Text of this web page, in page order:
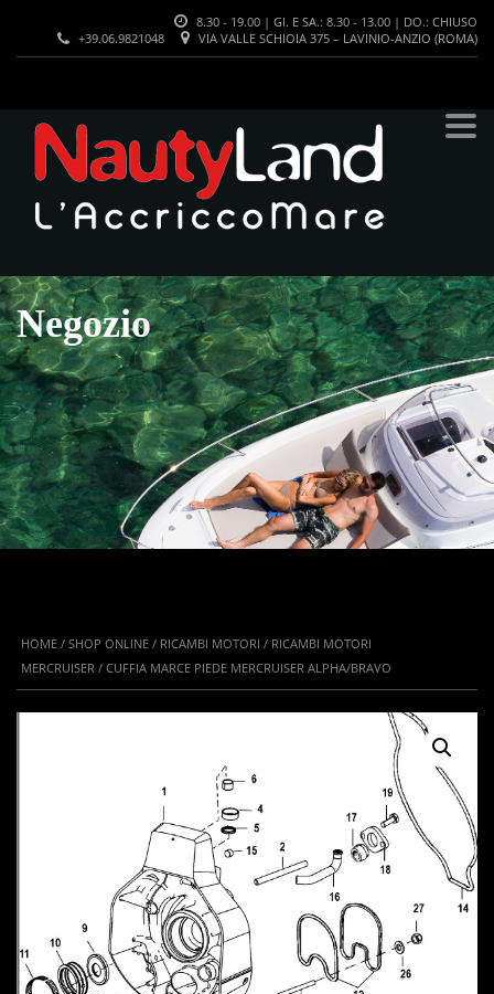
8.30 - 19.00 | GI. E SA.: 8.30 - 13.00 | DO.: CHIUSO
VIA VALLE SCHIOIA 375 – LAVINIO-ANZIO (ROMA)
+39.06.9821048
Negozio
HOME / SHOP ONLINE / RICAMBI MOTORI / RICAMBI MOTORI
MERCRUISER / CUFFIA MARCE PIEDE MERCRUISER ALPHA/BRAVO